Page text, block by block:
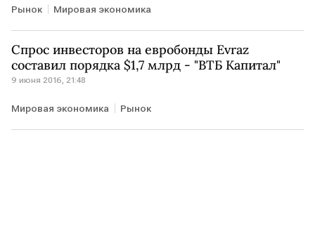
Рынок Мировая экономика
Спрос инвесторов на евробонды Evraz
составил порядка $1,7 млрд - "ВТБ Капитал"
9 июня 2016, 21:48
Мировая экономика Рынок